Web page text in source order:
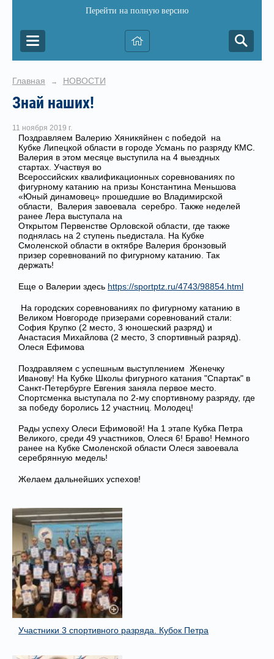
Перейти на полную версию
Главная → НОВОСТИ
Знай наших!
11 ноября 2019 г.
Поздравляем Валерию Хяникяйнен с победой на
Кубке Липецкой области в городе Усмань по разряду КМС.
Валерия в этом месяце выступила на 4 выездных
стартах. Участвуя во
Всероссийских квалификационных соревнованиях по
фигурному катанию на призы Константина Меньшова
«Юный динамовец» прошедшие во Владимирской
области, Валерия завоевала серебро. Также неделей
ранее Лера выступала на
Открытом Первенстве Орловской области, где также
поднялась на 2 ступень пьедистала. На Кубке
Смоленской области в октябре Валерия бронзовый
призер соревнований по фигурному катанию. Так
держать!
Еще о Валерии здесь https://sportptz.ru/4743/98854.html
На городских соревнованиях по фигурному катанию в
Великом Новгороде призерами соревнований стали:
София Крупко (2 место, 3 юношеский разряд) и
Анастасия Михайлова (2 место, 3 спортивный разряд).
Олеся Ефимова
Поздравляем с успешным выступлением Женечку
Иванову! На Кубке Школы фигурного катания "Спартак" в
Санкт-Петербурге Евгения заняла первое место.
Спортсменка выступала по 2-му спортивному разряду, где
за победу боролись 12 участниц. Молодец!
Рады успеху Олеси Ефимовой! На 1 этапе Кубка Петра
Великого, среди 49 участников, Олеся 6! Браво! Немного
ранее на Кубке Смоленской области Олеся завоевала
серебрянную медель!
Желаем дальнейших успехов!
Участники 3 спортивного разряда. Кубок Петра